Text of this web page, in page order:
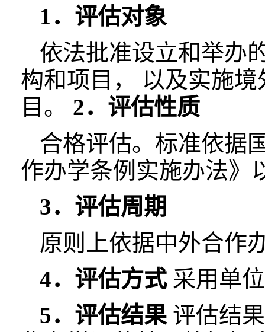
1．评估对象
依法批准设立和举办
构和项目， 以及实施
目。 2．评估性质
合格评估。标准依据
作办学条例实施办法》
3．评估周期
原则上依据中外合作
4．评估方式采用单
5．评估结果评估结